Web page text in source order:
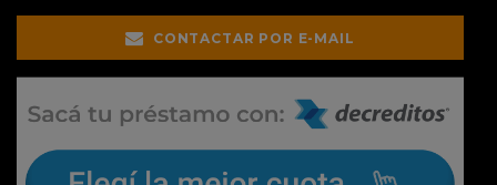
CONTACTAR POR E-MAIL